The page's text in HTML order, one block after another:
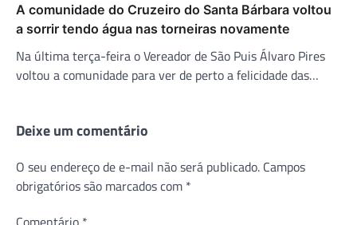
A comunidade do Cruzeiro do Santa Bárbara voltou
a sorrir tendo água nas torneiras novamente
Na última terça-feira o Vereador de São Puis Álvaro Pires
voltou a comunidade para ver de perto a felicidade das…
Deixe um comentário
O seu endereço de e-mail não será publicado. Campos
obrigatórios são marcados com *